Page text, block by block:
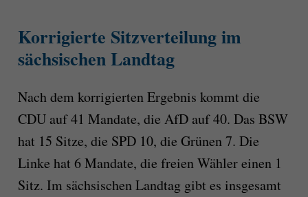
Korrigierte Sitzverteilung im
sächsischen Landtag
Nach dem korrigierten Ergebnis kommt die
CDU auf 41 Mandate, die AfD auf 40. Das BSW
hat 15 Sitze, die SPD 10, die Grünen 7. Die
Linke hat 6 Mandate, die freien Wähler einen 1
Sitz. Im sächsischen Landtag gibt es insgesamt